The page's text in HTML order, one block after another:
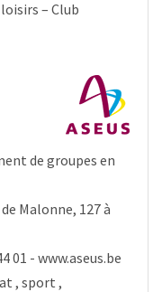
– Club
de groupes en
Malonne, 127 à
01 -www.aseus.be
, sport ,